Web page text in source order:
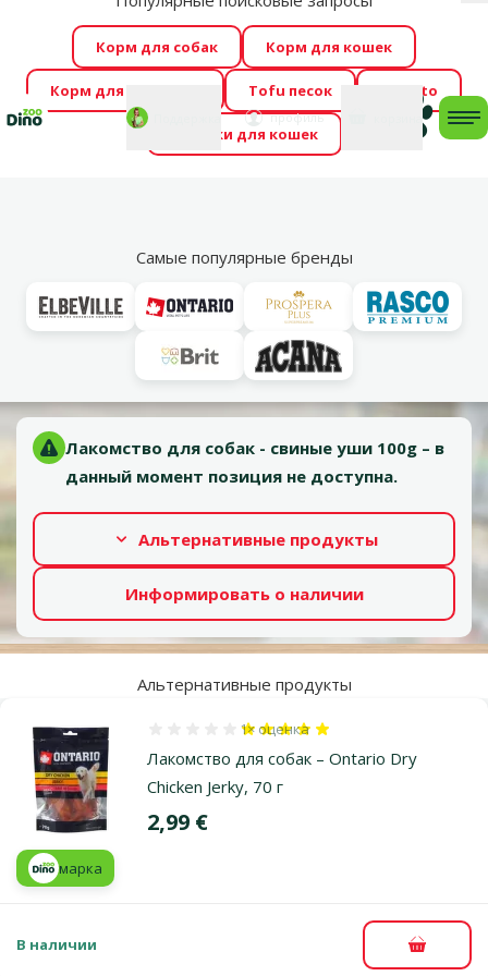
Весь месяц Dino Zoo предлагает отличные цены на
ТОП-овые корма! 🍖
→Ознакомиться!
Фотоконкурс “GADA ŪSAIŅI”! Возможно Твой питомец
станет звездой 2027 →Участвовать
Мой
профиль
Корм для собак Корм для кошек
Корм для грызунов Tofu песок Foresto
Домики для кошек
Самые популярные бренды
Лакомство для собак - свиные уши 100g
Оценка 0%
Возраст собаки:Взрослая собака,Тип лакомства:
Лакомство для собак - свиные уши 100g – в
данный момент позиция не доступна.
Альтернативные продукты
Информировать о наличии
Альтернативные продукты
Лакомство для собак – Ontario Dry
Chicken Jerky, 70 г
Оценка 100%, количество оценок: 1
1× оценка
Цена
2,99 €
марка
В наличии В